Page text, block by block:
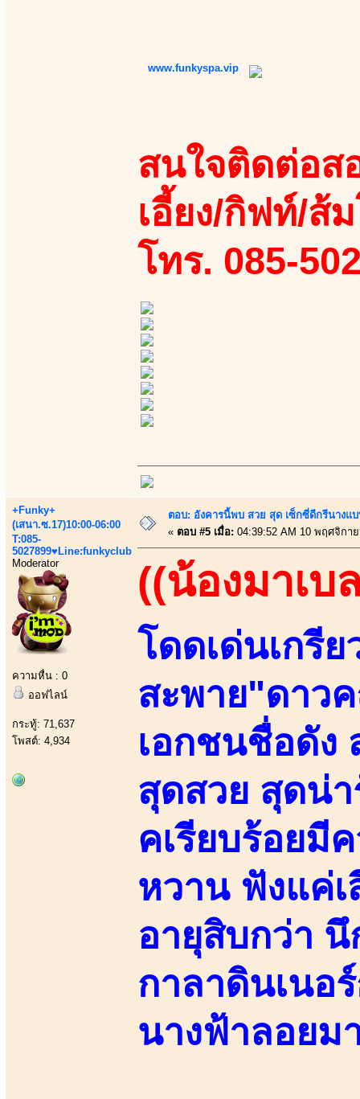
www.funkyspa.vip
สนใจติดต่อส
เอี้ยง/กิฟท์/ส้
โทร. 085-
+Funky+
(เสนา.ซ.17)10:00-06:00
T:085-
5027899♥Line:funkyclub
Moderator
ความหื่น : 0
ออฟไลน์
กระทู้: 71,637
โพสต์: 4,934
ตอบ: อังคารนี้พบ สวย สุด เซ็กซี่ดีกรีนางแ
« ตอบ #5 เมื่อ: 04:39:52 AM 10 พฤศจิกา
((น้องมาเบ
โดดเด่นเกรี
สะพาย"ดาว
เอกชนชื่อดัง
สุดสวย สุดน่า
คเรียบร้อยมี
หวาน ฟังแค่เ
อายุสิบกว่า นึ
กาลาดินเนอ
นางฟ้าลอยม